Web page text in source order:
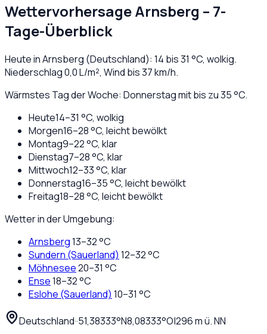
WettervorhersageArnsberg – 7-
Tage-Überblick
Heute inArnsberg (Deutschland): 14 bis31 °C, wolkig.
Niederschlag0,0L/m², Wind bis37km/h.
Wärmstes Tag der Woche: Donnerstag mit bis zu 35 °C.
Heute14–31 °C, wolkig
Morgen16–28°C, leicht bewölkt
Montag9–22°C, klar
Dienstag7–28°C, klar
Mittwoch12–33°C, klar
Donnerstag16–35°C, leicht bewölkt
Freitag18–28°C, leicht bewölkt
Wetter in der Umgebung:
Arnsberg13–32°C
Sundern (Sauerland) 12–32°C
Möhnesee20–31 °C
Ense18–32°C
Eslohe (Sauerland) 10–31 °C
Deutschland··51,38333°N8,08333°O|296m ü. NN